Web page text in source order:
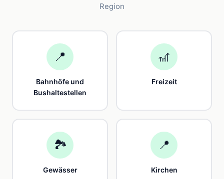
Region
📍
Bahnhöfe und
Bushaltestellen
🎢
Freizeit
🏞️
Gewässer
📍
Kirchen